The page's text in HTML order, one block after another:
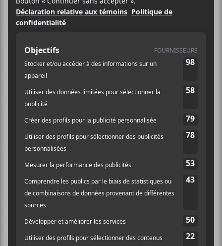
Ariane Charbonneau, directrice
des auteurs, compositeurs du Québec
et des artistes entrepreneurs
(SPACQ-AE), a publiéune lettre
ouverte
soutenant MUSIQC, la plateforme
numérique consacrée à la musique
francophone et aux musiques de
langues autochtones.
MUSIQCest un projet de la SPACQ-AE né en février
dernier. C’est un espace d’écoute en ligne et de
découverte de musique francophone et de langues
autochtones. Entièrement gratuit, MUSIQC rapatrie